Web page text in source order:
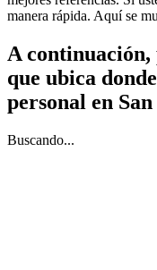
manera rápida. Aquí se
A continuación,
que ubica
personal en
Buscando...